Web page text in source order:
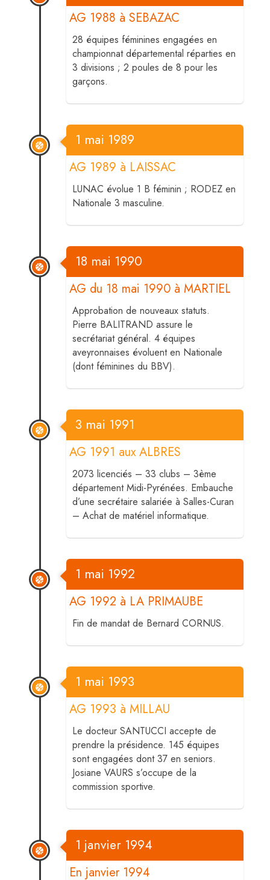
AG 1988 à SEBAZAC
28 équipes féminines engagées en
championnat départemental réparties en
3 divisions ; 2 poules de 8 pour les
garçons.
AG 1989 à LAISSAC
1 mai 1989
LUNAC évolue 1 B féminin ; RODEZ en
Nationale 3 masculine.
AG du 18 mai 1990 à MARTIEL
18 mai 1990
Approbation de nouveaux statuts.
Pierre BALITRAND assure le
secrétariat général. 4 équipes
aveyronnaises évoluent en Nationale
(dont féminines du BBV).
AG 1991 aux ALBRES
3 mai 1991
2073 licenciés – 33 clubs – 3ème
département Midi-Pyrénées. Embauche
d’une secrétaire salariée à Salles-Curan
– Achat de matériel informatique.
AG 1992 à LA PRIMAUBE
1 mai 1992
Fin de mandat de Bernard CORNUS.
AG 1993 à MILLAU
1 mai 1993
Le docteur SANTUCCI accepte de
prendre la présidence. 145 équipes
sont engagées dont 37 en seniors.
Josiane VAURS s’occupe de la
commission sportive.
En janvier 1994
1 janvier 1994